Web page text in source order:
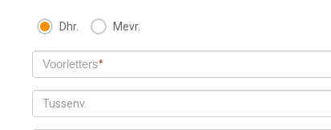
Dhr. Mevr.
Voorletters*